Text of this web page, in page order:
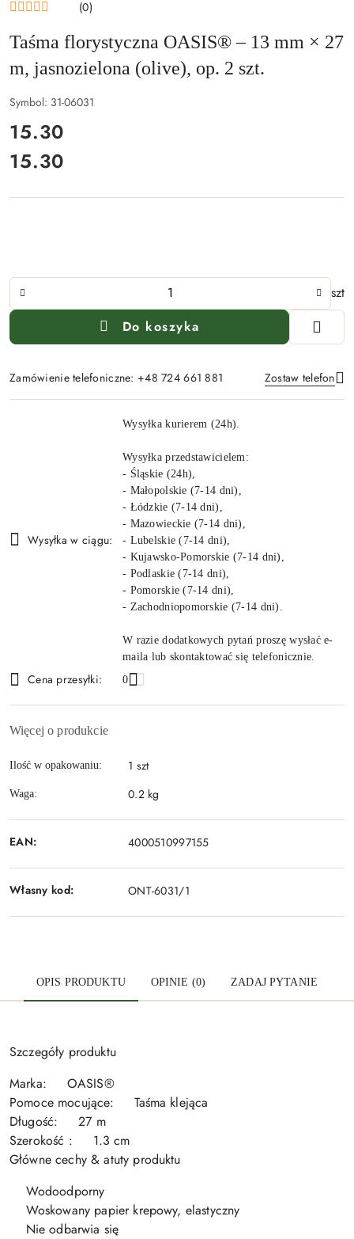
(0)
Taśma florystyczna OASIS® – 13 mm × 27
m, jasnozielona (olive), op. 2 szt.
Symbol: 31-06031
cena:
15.30
Cena:
15.30
szt
Do koszyka
Zamówienie telefoniczne: +48 724 661 881 Zostaw telefon
Wyślij
Wysyłka w ciągu:
Wysyłka kurierem (24h).
Wysyłka przedstawicielem:
- Śląskie (24h),
- Małopolskie (7-14 dni),
- Łódzkie (7-14 dni),
- Mazowieckie (7-14 dni),
- Lubelskie (7-14 dni),
- Kujawsko-Pomorskie (7-14 dni),
- Podlaskie (7-14 dni),
- Pomorskie (7-14 dni),
- Zachodniopomorskie (7-14 dni).
W razie dodatkowych pytań proszę wysłać e-
maila lub skontaktować się telefonicznie.
Cena przesyłki: 0
Więcej o produkcie
Ilość w opakowaniu: 1 szt
Waga: 0.2 kg
EAN: 4000510997155
Własny kod: ONT-6031/1
OPIS PRODUKTU OPINIE (0) ZADAJ PYTANIE
Szczegóły produktu
Marka: OASIS®
Pomoce mocujące: Taśma klejąca
Długość: 27 m
Szerokość : 1.3 cm
Główne cechy & atuty produktu
Wodoodporny
Woskowany papier krepowy, elastyczny
Nie odbarwia się